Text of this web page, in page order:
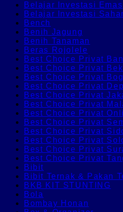
Belajar Investasi Emas
Belajar Investasi
Bench
Benih Jagung
Benih Tanaman
Beras Rojolele
Best Choice Privat
Best Choice Privat
Best Choice Privat
Best Choice Privat
Best Choice Privat
Best Choice Privat
Best Choice Privat
Best Choice Privat
Best Choice Privat
Best Choice Privat
Best Choice Privat
Best Choice Privat
Bibit
Bibit Ternak & Pakan
BKB KIT STUNTING
Bola
Bombay Honan